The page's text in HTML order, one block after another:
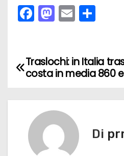
F
a
e
b
o
o
M
a
o
d
o
n
E
m
l di
vi
di
NTraslochi: in Italia
costa in media 860
Di